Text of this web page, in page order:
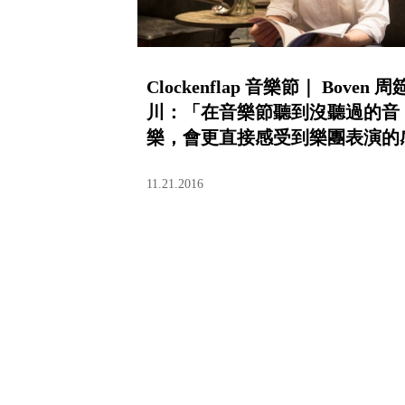
Clockenflap 音樂節｜ Boven 周
川：「在音樂節聽到沒聽過的音
樂，會更直接感受到樂團表演的
11.21.2016